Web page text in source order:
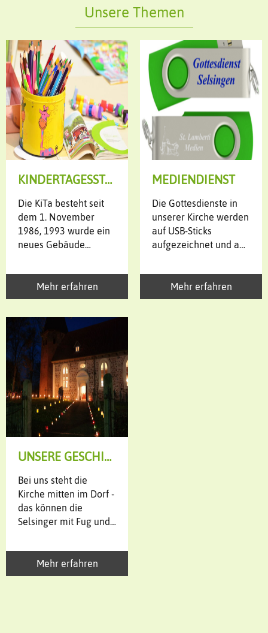
Unsere Themen
KINDERTAGESSTÄTTE
Die KiTa besteht seit
dem 1. November
1986, 1993 wurde ein
neues Gebäude
Ev. Kindertagesstätte
"Die Arche" bis heute
befindet.
Mehr erfahren
MEDIENDIENST
Die Gottesdienste in
unserer Kirche werden
auf USB-Sticks
aufgezeichnet und auf
an Gemeindeglieder
verteilt. Für die Arbeit
ist der Mediendienst
Mehr erfahren
UNSERE GESCHICHTE
Bei uns steht die
Kirche mitten im Dorf -
das können die
Selsinger mit Fug und
St. Lamberti-Kirche ist
nach
einem mitteralterlichen
Mehr erfahren